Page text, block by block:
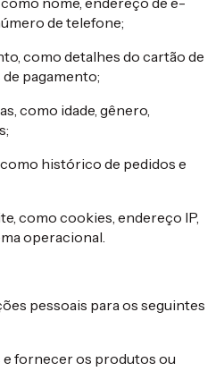
de telefone;
como detalhes do cartão de
pagamento;
como idade, gênero,
histórico de pedidos e
como cookies, endereço IP,
operacional.
pessoais para os seguintes
fornecer os produtos ou